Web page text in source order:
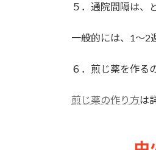
５．通院間隔は、
一般的には、1〜2
６．煎じ薬を作る
煎じ薬の作り方は